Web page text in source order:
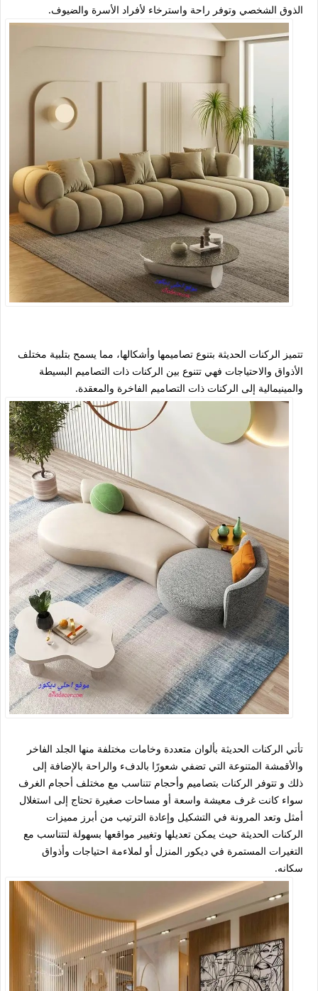
الذوق الشخصي وتوفر راحة واسترخاء لأفراد الأسرة والضيوف.
تتميز الركنات الحديثة بتنوع تصاميمها وأشكالها، مما يسمح بتلبية مختلف
الأذواق والاحتياجات فهي تتنوع بين الركنات ذات التصاميم البسيطة
والمينيمالية إلى الركنات ذات التصاميم الفاخرة والمعقدة.
تأتي الركنات الحديثة بألوان متعددة وخامات مختلفة منها الجلد الفاخر
والأقمشة المتنوعة التي تضفي شعورًا بالدفء والراحة بالإضافة إلى
ذلك و تتوفر الركنات بتصاميم وأحجام تتناسب مع مختلف أحجام الغرف
سواء كانت غرف معيشة واسعة أو مساحات صغيرة تحتاج إلى استغلال
أمثل وتعد المرونة في التشكيل وإعادة الترتيب من أبرز مميزات
الركنات الحديثة حيث يمكن تعديلها وتغيير مواقعها بسهولة لتتناسب مع
التغيرات المستمرة في ديكور المنزل أو لملاءمة احتياجات وأذواق
سكانه.